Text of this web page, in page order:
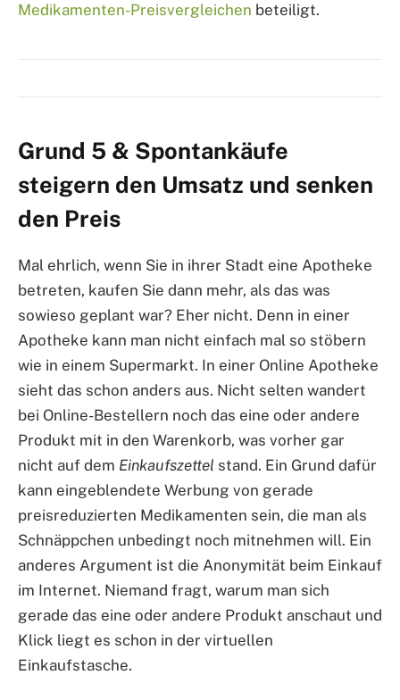
Medikamenten-Preisvergleichen beteiligt.
Grund 5 & Spontankäufe
steigern den Umsatz und senken
den Preis
Mal ehrlich, wenn Sie in ihrer Stadt eine Apotheke
betreten, kaufen Sie dann mehr, als das was
sowieso geplant war? Eher nicht. Denn in einer
Apotheke kann man nicht einfach mal so stöbern
wie in einem Supermarkt. In einer Online Apotheke
sieht das schon anders aus. Nicht selten wandert
bei Online-Bestellern noch das eine oder andere
Produkt mit in den Warenkorb, was vorher gar
nicht auf dem Einkaufszettel stand. Ein Grund dafür
kann eingeblendete Werbung von gerade
preisreduzierten Medikamenten sein, die man als
Schnäppchen unbedingt noch mitnehmen will. Ein
anderes Argument ist die Anonymität beim Einkauf
im Internet. Niemand fragt, warum man sich
gerade das eine oder andere Produkt anschaut und
Klick liegt es schon in der virtuellen
Einkaufstasche.